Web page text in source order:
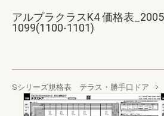
アルプラクラスK4 価格表
1099(1100-1101)
Sシリーズ規格表 テラス・勝手口ドア